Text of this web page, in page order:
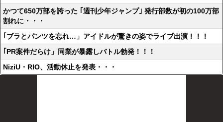
かつて650万部を誇った ｢週刊少年ジャンプ｣ 発行部数が初の100万部
割れに・・・
｢ブラとパンツを忘れ…」アイドルが驚きの姿でライブ出演！！！
｢PR案件だらけ」同業が暴露しバトル勃発！！！
NiziU・RIO、活動休止を発表・・・